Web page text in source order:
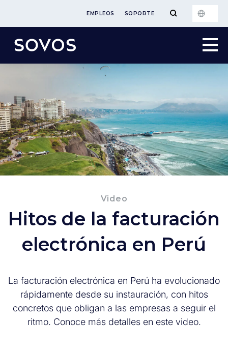
EMPLEOS SOPORTE
Video
Hitos de la facturación
electrónica en Perú
La facturación electrónica en Perú ha evolucionado
rápidamente desde su instauración, con hitos
concretos que obligan a las empresas a seguir el
ritmo. Conoce más detalles en este video.